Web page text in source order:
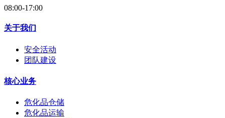
08:00-17:00
关于我们
安全活动
团队建设
核心业务
危化品仓储
危化品运输